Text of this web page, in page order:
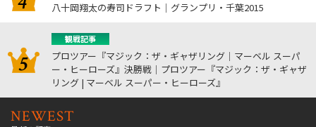
八十岡翔太の寿司ドラフト｜グランプリ・千葉2015
観戦記事
プロツアー『マジック：ザ・ギャザリング｜マーベル スーパ
ー・ヒーローズ』決勝戦｜プロツアー『マジック：ザ・ギャザ
リング | マーベル スーパー・ヒーローズ』
NEWEST